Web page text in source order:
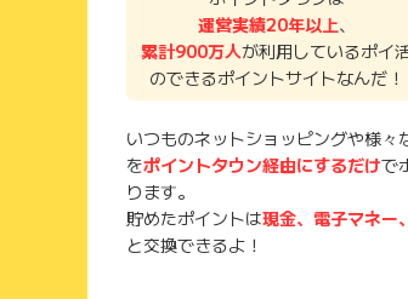
運営実績20年以上、
累計900万人が利用しているポイ
のできるポイントサイトなんだ！
いつものネットショッピングや様々
をポイントタウン経由にするだけで
ります。
貯めたポイントは現金、電子マネー
と交換できるよ！